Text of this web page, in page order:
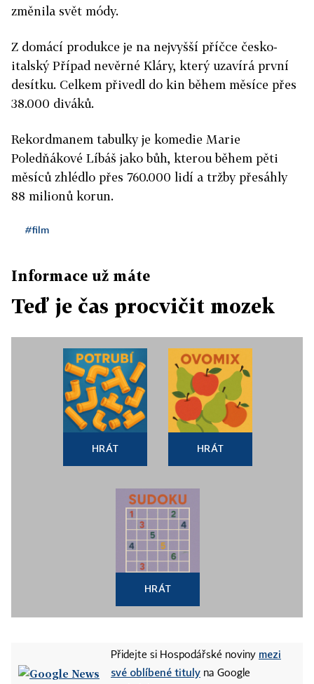
změnila svět módy.
Z domácí produkce je na nejvyšší příčce česko-
italský Případ nevěrné Kláry, který uzavírá první
desítku. Celkem přivedl do kin během měsíce přes
38.000 diváků.
Rekordmanem tabulky je komedie Marie
Poledňákové Líbáš jako bůh, kterou během pěti
měsíců zhlédlo přes 760.000 lidí a tržby přesáhly
88 milionů korun.
#film
Informace už máte
Teď je čas procvičit mozek
HRÁT HRÁT
HRÁT
Přidejte si Hospodářské noviny mezi
své oblíbené tituly na Google